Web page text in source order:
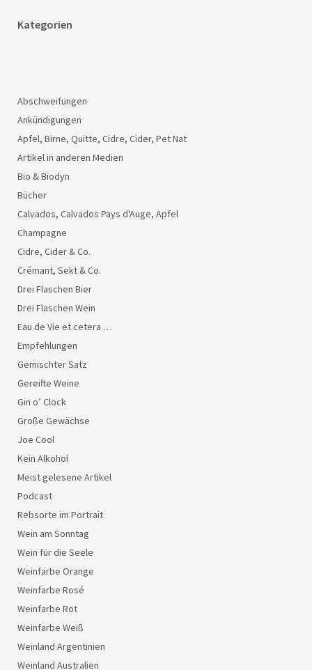
Kategorien
Abschweifungen
Ankündigungen
Apfel, Birne, Quitte, Cidre, Cider, Pet Nat
Artikel in anderen Medien
Bio & Biodyn
Bücher
Calvados, Calvados Pays d'Auge, Apfel
Champagne
Cidre, Cider & Co.
Crémant, Sekt & Co.
Drei Flaschen Bier
Drei Flaschen Wein
Eau de Vie et cetera …
Empfehlungen
Gemischter Satz
Gereifte Weine
Gin o’ Clock
Große Gewächse
Joe Cool
Kein Alkohol
Meist gelesene Artikel
Podcast
Rebsorte im Portrait
Wein am Sonntag
Wein für die Seele
Weinfarbe Orange
Weinfarbe Rosé
Weinfarbe Rot
Weinfarbe Weiß
Weinland Argentinien
Weinland Australien